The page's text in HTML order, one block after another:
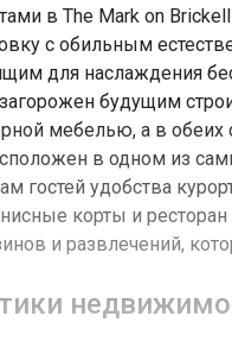
в The Mark on
с обильным
для наслаждения
будущим
мебелью, а в
в одном из
гостей удобства
корты и
и развлечений,